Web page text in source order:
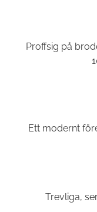
Proffsig på
Ett modernt
Trevliga,